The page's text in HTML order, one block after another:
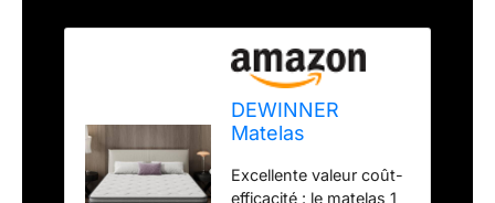
DEWINNER
Matelas
Matelas à
Excellente valeur coût-
efficacité : le matelas 1